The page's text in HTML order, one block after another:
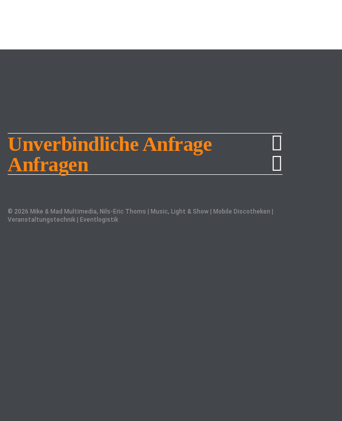
Unverbindliche Anfrage
Anfragen
© 2026 Mike & Mad Multimedia, Nils-Eric Thoms | Music, Light & Show | Mobile Discotheken |
Veranstaltungstechnik | Eventlogistik